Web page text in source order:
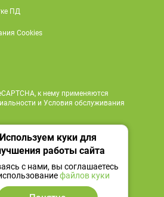
ПД
Cookies
к нему применяются
и Условия обслуживания
419 18 18
социальных сетях
Используем куки для
работы сайта
с нами, вы соглашаетесь
файлов куки